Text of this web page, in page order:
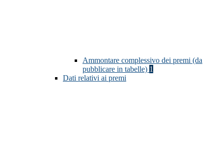
Ammontare complessivo dei premi (da
pubblicare in tabelle) 1
Dati relativi ai premi